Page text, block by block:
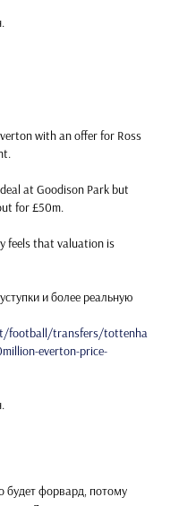
with an offer for Ross
at Goodison Park but
for £50m.
feels that valuation is
и более реальную
football/transfers/tottenha
everton-price-
будет форвард, потому